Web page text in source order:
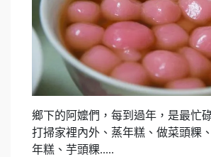
鄉下的阿嬤們，每到過年，是最忙
打掃家裡內外、蒸年糕、做菜頭粿
年糕、芋頭粿.....